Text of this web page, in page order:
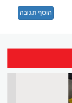
הוסף תגובה